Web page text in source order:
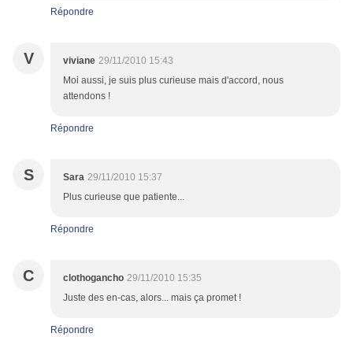
Répondre
V viviane 29/11/2010 15:43
Moi aussi, je suis plus curieuse mais d'accord, nous
attendons !
Répondre
S Sara 29/11/2010 15:37
Plus curieuse que patiente...
Répondre
C clothogancho 29/11/2010 15:35
Juste des en-cas, alors... mais ça promet !
Répondre